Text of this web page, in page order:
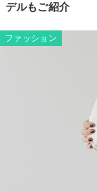
デルもご紹介
ファッション